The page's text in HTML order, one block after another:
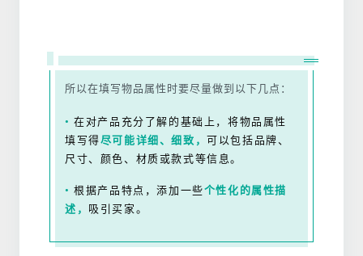
所以在填写物品属性时要尽量做到以下几点：
•在对产品充分了解的基础上，将物品属性
填写得尽可能详细、细致，可以包括品牌、
尺寸、颜色、材质或款式等信息。
•根据产品特点，添加一些个性化的属性描
述， 吸引买家。